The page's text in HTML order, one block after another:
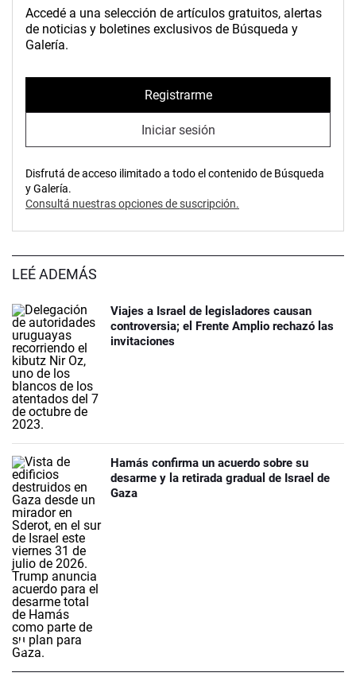
Accedé a una selección de artículos gratuitos, alertas
de noticias y boletines exclusivos de Búsqueda y
Galería.
Registrarme
Iniciar sesión
Disfrutá de acceso ilimitado a todo el contenido de Búsqueda
y Galería.
Consultá nuestras opciones de suscripción.
LEÉ ADEMÁS
Viajes a Israel de legisladores causan
controversia; el Frente Amplio rechazó las
invitaciones
Hamás confirma un acuerdo sobre su
desarme y la retirada gradual de Israel de
Gaza